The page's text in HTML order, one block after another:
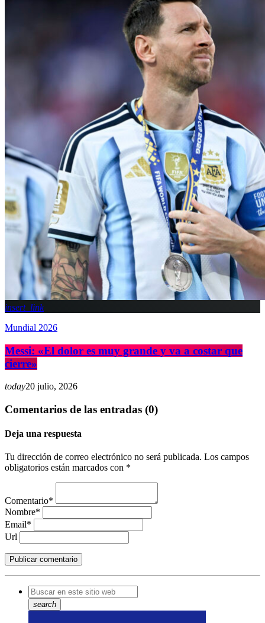
insert_link
Mundial 2026
Messi: «El dolor es muy grande y va a costar que
cierre»
today20 julio, 2026
Comentarios de las entradas (0)
Deja una respuesta
Tu dirección de correo electrónico no será publicada. Los campos
obligatorios están marcados con *
Comentario*
Nombre*
Email*
Url
search